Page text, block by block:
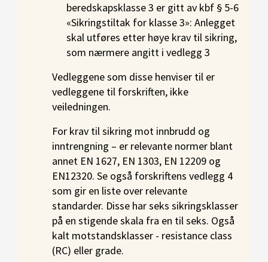
beredskapsklasse 3 er gitt av kbf § 5-6
«Sikringstiltak for klasse 3»: Anlegget
skal utføres etter høye krav til sikring,
som nærmere angitt i vedlegg 3
Vedleggene som disse henviser til er
vedleggene til forskriften, ikke
veiledningen.
For krav til sikring mot innbrudd og
inntrengning – er relevante normer blant
annet EN 1627, EN 1303, EN 12209 og
EN12320. Se også forskriftens vedlegg 4
som gir en liste over relevante
standarder. Disse har seks sikringsklasser
på en stigende skala fra en til seks. Også
kalt motstandsklasser - resistance class
(RC) eller grade.